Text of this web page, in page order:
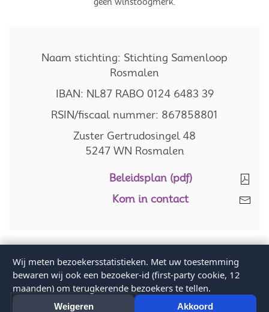
Naam stichting: Stichting Samenloop
Rosmalen
IBAN: NL87 RABO 0124 6483 39
RSIN/fiscaal nummer: 867858801
Zuster Gertrudosingel 48
5247 WN Rosmalen
Beleidsplan (pdf)
Kom in contact
Alle rechten voorbehouden
Proudly made and sponsored by InnoDIGI Rosmalen
Wij meten bezoekersstatistieken. Met uw toestemming
bewaren wij ook een bezoeker-id (first-party cookie, 12
maanden) om terugkerende bezoekers te tellen.
Weigeren Akkoord